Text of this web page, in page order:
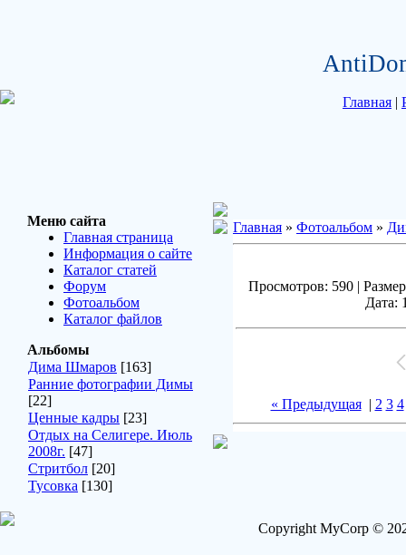
Главная |
Меню сайта
Главная страница
Информация о сайте
Каталог статей
Форум
Фотоальбом
Каталог файлов
Альбомы
Дима Шмаров [163]
Ранние фотографии Димы
[22]
Ценные кадры [23]
Отдых на Селигере. Июль
2008г. [47]
Стритбол [20]
Тусовка [130]
Главная » Фотоальбом »
Просмотров: 590 |
Дата:
« Предыдущая| 2 3 4
Copyright MyCorp ©